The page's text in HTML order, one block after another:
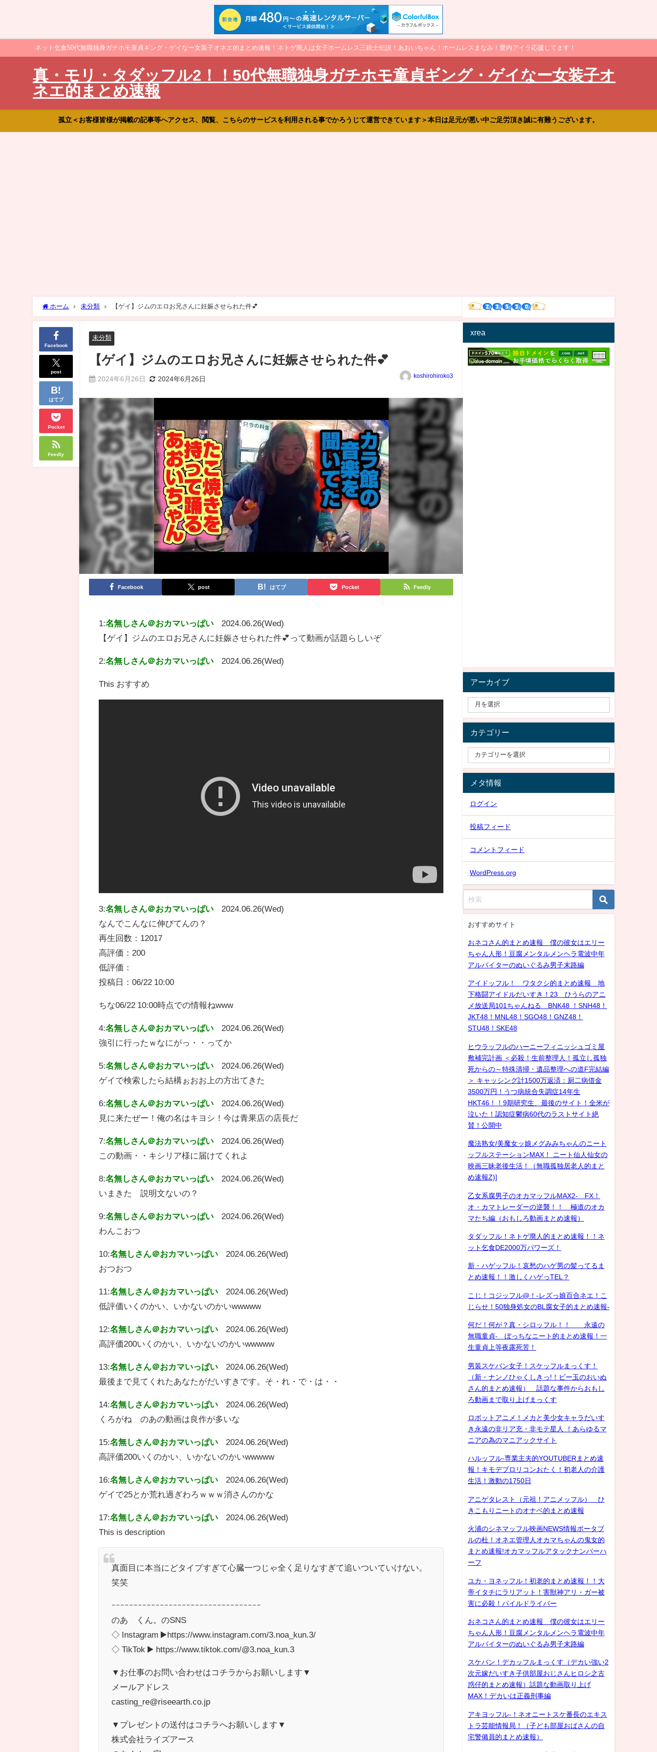
ネット乞食50代無職独身ガチホモ童貞ギング・ゲイなー女装子オネエ的まとめ速報！ネトゲ廃人は女子ホームレス三銃士伝説！あおいちゃん！ホームレスまなみ！愛内アイラ応援してます！
真・モリ・タダッフル2！！50代無職独身ガチホモ童貞ギング・ゲイなー女装子オ
ネエ的まとめ速報
孤立＜お客様皆様が掲載の記事等へアクセス、閲覧、こちらのサービスを利用される事でかろうじて運営できています＞本日は足元が悪い中ご足労頂き誠に有難うございます。
ホーム 未分類 【ゲイ】ジムのエロお兄さんに妊娠させられた件💕
Facebook
post
はてブ
Pocket
Feedly
未分類
【ゲイ】ジムのエロお兄さんに妊娠させられた件💕
2024年6月26日 2024年6月26日 koshirohiroko3
Facebook post はてブ Pocket Feedly
1:名無しさん＠おカマいっぱい
2024.06.26(Wed)
【ゲイ】ジムのエロお兄さんに妊娠させられた件💕って動画が話題らしいぞ
2:名無しさん＠おカマいっぱい 2024.06.26(Wed)
This おすすめ
3:名無しさん＠おカマいっぱい
2024.06.26(Wed)
なんでこんなに伸びてんの？
再生回数：12017
高評価：200
低評価：
投稿日：06/22 10:00
ちな06/22 10:00時点での情報ねwww
4:名無しさん＠おカマいっぱい
2024.06.26(Wed)
強引に行ったｗなにがっ・・ってか
5:名無しさん＠おカマいっぱい
2024.06.26(Wed)
ゲイで検索したら結構ぉおお上の方出てきた
6:名無しさん＠おカマいっぱい
2024.06.26(Wed)
見に来たぜー！俺の名はキヨシ！今は青果店の店長だ
7:名無しさん＠おカマいっぱい
2024.06.26(Wed)
この動画・・キシリア様に届けてくれよ
8:名無しさん＠おカマいっぱい
2024.06.26(Wed)
いまきた 説明文ないの？
9:名無しさん＠おカマいっぱい
2024.06.26(Wed)
わんこおつ
10:名無しさん＠おカマいっぱい
2024.06.26(Wed)
おつおつ
11:名無しさん＠おカマいっぱい
2024.06.26(Wed)
低評価いくのかい、いかないのかいwwwww
12:名無しさん＠おカマいっぱい
2024.06.26(Wed)
高評価200いくのかい、いかないのかいwwwww
13:名無しさん＠おカマいっぱい
2024.06.26(Wed)
最後まで見てくれたあなたがだいすきです。そ・れ・で・は・・
14:名無しさん＠おカマいっぱい
2024.06.26(Wed)
くろがね のあの動画は良作が多いな
15:名無しさん＠おカマいっぱい
2024.06.26(Wed)
高評価200いくのかい、いかないのかいwwwww
16:名無しさん＠おカマいっぱい
2024.06.26(Wed)
ゲイで25とか荒れ過ぎわろｗｗｗ消さんのかな
17:名無しさん＠おカマいっぱい
2024.06.26(Wed)
This is description
真面目に本当にどタイプすぎて心臓一つじゃ全く足りなすぎて追いついていけない。
笑笑
ｰｰｰｰｰｰｰｰｰｰｰｰｰｰｰｰｰｰｰｰｰｰｰｰｰｰｰｰｰｰｰｰｰｰ
のあ くん。のSNS
◇ Instagram ▶️https://www.instagram.com/3.noa_kun.3/
◇ TikTok ▶️ https://www.tiktok.com/@3.noa_kun.3
▼お仕事のお問い合わせはコチラからお願いします▼
メールアドレス
casting_re@riseearth.co.jp
▼プレゼントの送付はコチラへお願いします▼
株式会社ライズアース
xrea
アーカイブ
カテゴリー
メタ情報
ログイン
投稿フィード
コメントフィード
WordPress.org
おすすめサイト
おネコさん的まとめ速報 僕の彼女はエリー
ちゃん人形！豆腐メンタルメンヘラ電波中年
アルバイターのぬいぐるみ男子末路編
アイドッフル！ ワタクシ的まとめ速報 地
下格闘アイドルだいすき！23 ひうらのアニ
メ放送局101ちゃんねる BNK48 ！SNH48！
JKT48！MNL48！SGO48！GNZ48！
STU48！SKE48
ヒウラッフルのハーニーフィニッシュゴミ屋
敷補完計画 ＜必殺！生前整理人！孤立し孤独
死からの～特殊清掃・遺品整理への道F完結編
＞ キャッシング計1500万返済：厨二病借金
3500万円！うつ病統合失調症14年生
HKT46！！9期研究生、最後のサイト！全米が
泣いた！認知症鬱病60代のラストサイト絶
賛！公開中
魔法熟女/美魔女ッ娘メグみみちゃんのニート
ッフルステーションMAX！ ニート仙人仙女の
映画三昧老後生活！（無職孤独居老人的まと
め速報Z)]
乙女系腐男子のオカマッフルMAX2- FX！
オ・カマトレーダーの逆襲！！ 極道のオカ
マたち編（おもしろ動画まとめ速報）
タダッフル！ネトゲ廃人的まとめ速報！！ネ
ット乞食DE2000万パワーズ！
新・ハゲッフル！哀愁のハゲ男の髪ってるま
とめ速報！！激しくハゲっTEL？
こじ！コジッフル@！-レズっ娘百合ネエ！こ
じらせ！50独身処女のBL腐女子的まとめ速報-
何だ！何が？真・シロッフル！！ 永遠の
無職童貞- ぼっちなニート的まとめ速報！一
生童貞上等夜露死苦！
男装スケバン女子！スケッフルまっくす！
（新・ナンノひゃくしきっ!！ビー玉のおいぬ
さん的まとめ速報） 話題な事件からおもし
ろ動画まで取り上げまっくす
ロボットアニメ！メカと美少女キャラだいす
き永遠の非リア充・非モテ星人 ！あらゆるマ
ニアの為のマニアックサイト
ハルッフル-専業主夫的YOUTUBERまとめ速
報！キモデブロリコンおたく！初老人の介護
生活！激動の1750日
アニゲタレスト（元祖！アニメッフル） ひ
きこもりニートのオナベ的まとめ速報
火浦のシネマッフル映画NEWS情報ポータブ
ルの杜！オネエ管理人オカマちゃんの鬼女的
まとめ速報!オカマッフルアタックナンバーハ
ーフ
ユカ・ヨネッフル！初老的まとめ速報！！大
帝イタチにラリアット！害獣神アリ・ガー被
害に必殺！パイルドライバー
おネコさん的まとめ速報 僕の彼女はエリー
ちゃん人形！豆腐メンタルメンヘラ電波中年
アルバイターのぬいぐるみ男子末路編
スケバン！デカッフルまっくす（デカい強い2
次元嫁だいすき子供部屋おじさんヒロシ之古
惑仔的まとめ速報）話題な動画取り上げ
MAX！デカいは正義刑事編
アキヨッフル-！ネオニートスケ番長のエキス
トラ芸能情報局！（子ども部屋おばさんの自
宅警備員的まとめ速報）